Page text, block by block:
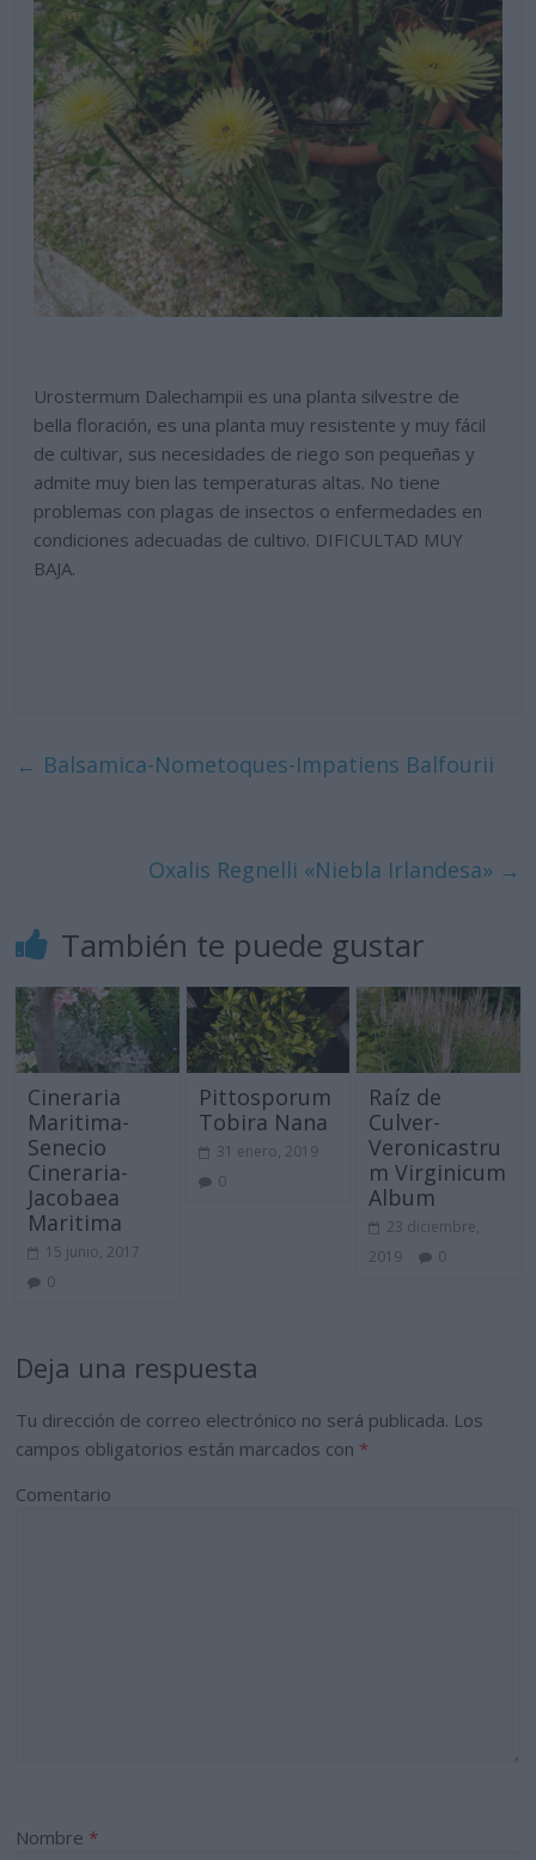
Urostermum Dalechampii es una planta silvestre de
bella floración, es una planta muy resistente y muy fácil
de cultivar, sus necesidades de riego son pequeñas y
admite muy bien las temperaturas altas. No tiene
problemas con plagas de insectos o enfermedades en
condiciones adecuadas de cultivo. DIFICULTAD MUY
BAJA.
← Balsamica-Nometoques-Impatiens Balfourii
Oxalis Regnelli «Niebla Irlandesa» →
También te puede gustar
Cineraria
Maritima-
Senecio
Cineraria-
Jacobaea
Maritima
15 junio, 2017
0
Pittosporum
Tobira Nana
31 enero, 2019
0
Raíz de
Culver-
Veronicastru
m Virginicum
Album
23 diciembre,
2019
0
Deja una respuesta
Tu dirección de correo electrónico no será publicada. Los
campos obligatorios están marcados con *
Comentario
Nombre *